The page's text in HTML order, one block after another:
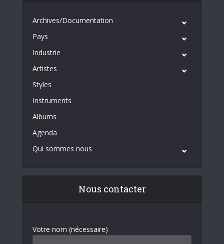
Archives/Documentation
Pays
Industrie
Artistes
Styles
Instruments
Albums
Agenda
Qui sommes nous
Nous contacter
Votre nom (nécessaire)